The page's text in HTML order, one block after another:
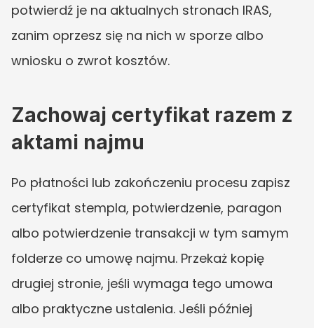
potwierdź je na aktualnych stronach IRAS,
zanim oprzesz się na nich w sporze albo
wniosku o zwrot kosztów.
Zachowaj certyfikat razem z
aktami najmu
Po płatności lub zakończeniu procesu zapisz
certyfikat stempla, potwierdzenie, paragon
albo potwierdzenie transakcji w tym samym
folderze co umowę najmu. Przekaż kopię
drugiej stronie, jeśli wymaga tego umowa
albo praktyczne ustalenia. Jeśli później